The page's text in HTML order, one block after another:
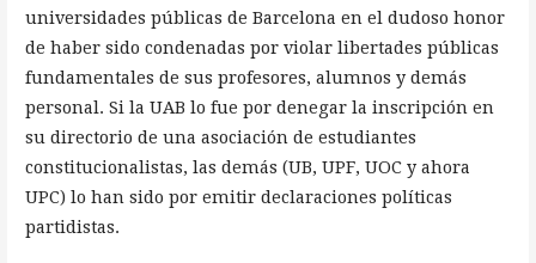
universidades públicas de Barcelona en el dudoso honor
de haber sido condenadas por violar libertades públicas
fundamentales de sus profesores, alumnos y demás
personal. Si la UAB lo fue por denegar la inscripción en
su directorio de una asociación de estudiantes
constitucionalistas, las demás (UB, UPF, UOC y ahora
UPC) lo han sido por emitir declaraciones políticas
partidistas.